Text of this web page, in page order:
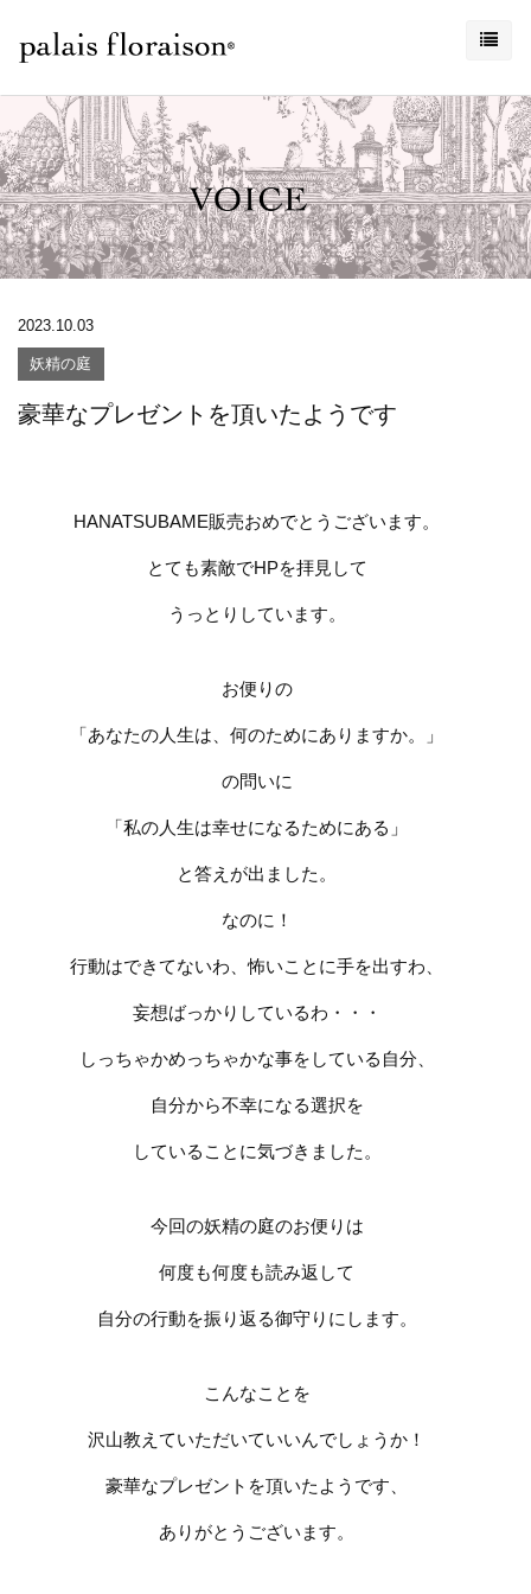
2023.10.03
妖精の庭
豪華なプレゼントを頂いたようです
HANATSUBAME販売おめでとうございます。
とても素敵でHPを拝見して
うっとりしています。
お便りの
「あなたの人生は、何のためにありますか。」
の問いに
「私の人生は幸せになるためにある」
と答えが出ました。
なのに！
行動はできてないわ、怖いことに手を出すわ、
妄想ばっかりしているわ・・・
しっちゃかめっちゃかな事をしている自分、
自分から不幸になる選択を
していることに気づきました。
今回の妖精の庭のお便りは
何度も何度も読み返して
自分の行動を振り返る御守りにします。
こんなことを
沢山教えていただいていいんでしょうか！
豪華なプレゼントを頂いたようです、
ありがとうございます。